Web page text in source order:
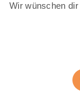
Wir wünschen